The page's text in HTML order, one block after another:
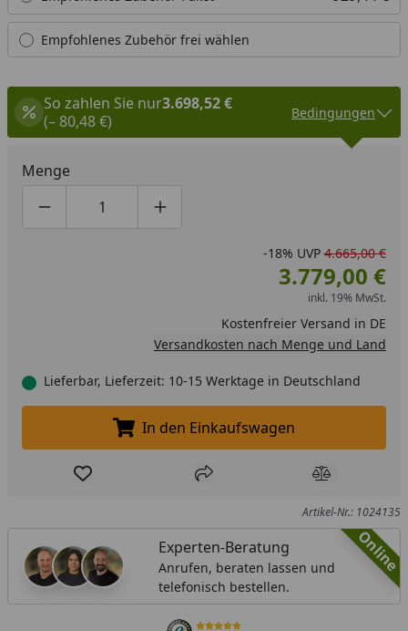
Empfohlenes Zubehör frei wählen
So zahlen Sie nur3.698,52 €
(– 80,48 €)
Bedingungen
Menge
Produktmenge um eins verringern
Produktmenge manuell eingeben
Produktmenge um eins erhöhen
-18% UVP 4.665,00 €
3.779,00 €
inkl. 19% MwSt.
Kostenfreier Versand in DE
Versandkosten nach Menge und Land
Lieferbar, Lieferzeit: 10-15 Werktage in Deutschland
In den Einkaufswagen legen
In den Einkaufswagen
Produkt zur Wunschliste hinzufügen
Teilen Produkt
Artikel-Nr.: 1024135
Online
Experten-Beratung
Anrufen, beraten lassen und
telefonisch bestellen.